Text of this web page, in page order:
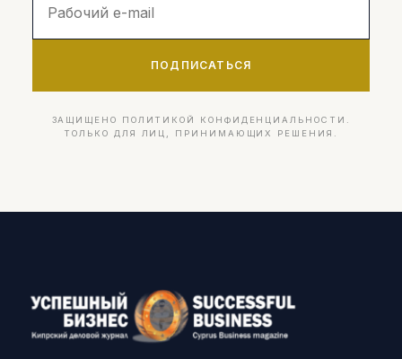
ПОДПИСАТЬСЯ
ЗАЩИЩЕНО ПОЛИТИКОЙ КОНФИДЕНЦИАЛЬНОСТИ.
ТОЛЬКО ДЛЯ ЛИЦ, ПРИНИМАЮЩИХ РЕШЕНИЯ.